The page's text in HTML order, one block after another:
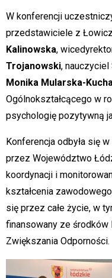
W konferencji
przedstawiciele z
Kalinowska,
Trojanowski, nauczyciel
Monika Mularska-
Ogólnokształcącego w
psychologię pozytywną
Konferencja odbyła się
przez Województwo
koordynacji i
kształcenia
się przez całe życie, w
finansowany ze środków
Zwiększania Odporności.